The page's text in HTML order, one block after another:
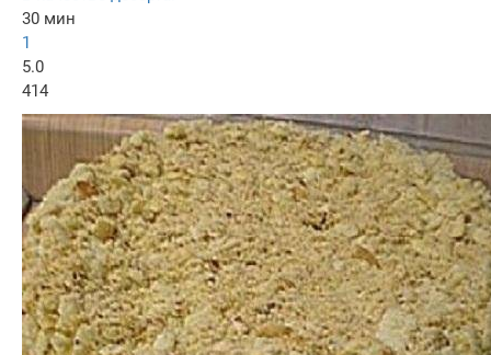
30 мин
1
5.0
414